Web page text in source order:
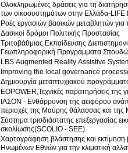
Ολοκληρωμένες δράσεις για τη
των οικοσυστημάτων στην Ελλάδα-
Ροές εργασιών βασικών μεταβλητών για
Δασικοί δρόμοι Πολιτικής Προστασίας
Τριτοβάθμιας Εκπαίδευσης
Γεωπληροφορική Προγράμματα
LBS Augmented Reality Assistive
Improving the local governance
Δημιουργία μεταπτυχιακού
EOPOWER,Τεχνικές παρατηρήσεις της
ΙΑΣΟΝ - Ενθάρρυνση της αειφόρου
περιοχές της Μαύρης θάλασσας και της
Σύστημα τρισδιάστατης επεξεργασίας
σκολίωσης(SCOLIO - SEE)
Χαρτογράφηση βλάστησης και
Ηνωμένων Εθνών για την κλιματική